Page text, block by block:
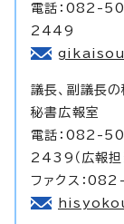
電話：082-
2449
議長、副議長
秘書広報室
電話：082-
2439（広報担
ファクス：